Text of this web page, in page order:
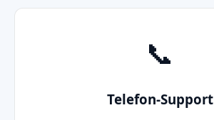
📞
Telefon-Support